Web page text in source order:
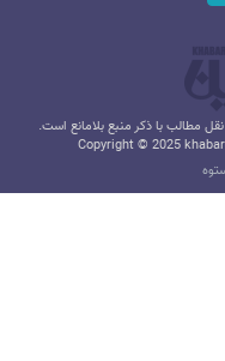
مطالب با ذکر منبع بلامانع است.
Copyright © 2025